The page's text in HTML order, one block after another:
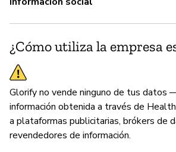
¿Cómo utiliza la empresa
Glorify no vende ninguno de tus datos
información obtenida a través de
a plataformas publicitarias, brókers de
revendedores de información.